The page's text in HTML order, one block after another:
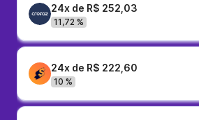
24x de R$ 252,03
11,72 %
24x de R$ 222,60
10 %